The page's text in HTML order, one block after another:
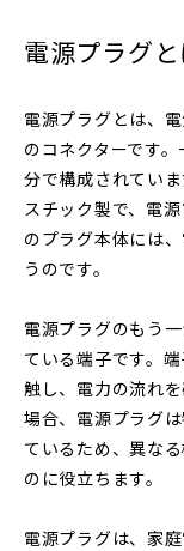
電源プラグ
電源プラグとは、
のコネクターです
分で構成されてい
スチック製で、電
のプラグ本体には
うのです。
電源プラグのもう
ている端子です。
触し、電力の流れ
場合、電源プラグ
ているため、異な
のに役立ちます。
電源プラグは、家